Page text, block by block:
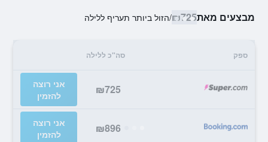
מבצעים מאת₪725
/הזול ביותר תעריף ללילה
ספק סה"כ ללילה
₪725
אני רוצה
להזמין
₪896
אני רוצה
להזמין